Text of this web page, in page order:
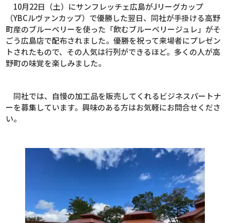
10月22日（土）にサンフレッチェ広島がJリーグカップ
（YBCルヴァンカップ）で優勝した翌日、同社が手掛ける高野
町産のブルーベリーを使った「飲むブルーベリージュレ」がそ
ごう広島店で配布されました。優勝を祝って来場者にプレゼン
トされたもので、その人気は行列ができるほど。多くの人が高
野町の味覚を楽しみました。
同社では、自慢の加工品を販売してくれるビジネスパートナ
ーを募集しています。興味のある方はお気軽にお問合せくださ
い。